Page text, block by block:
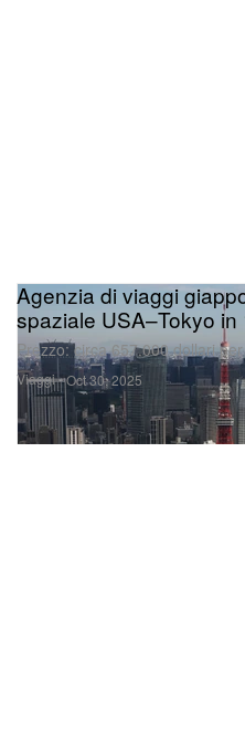
Viaggi
Agenzia di viaggi
spaziale USA–Tokyo in
Prezzo: circa 657.000 dollari
Oct 30, 2025